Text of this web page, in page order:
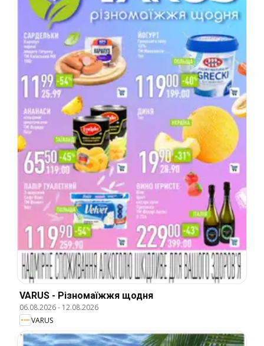
VARUS - Різномаїжжя щодня
06.08.2026- 12.08.2026
VARUS